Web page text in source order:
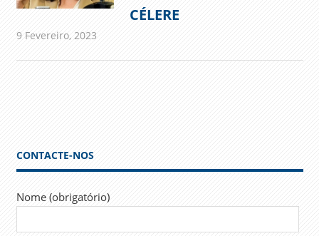
CÉLERE
9 Fevereiro, 2023
CONTACTE-NOS
Nome (obrigatório)